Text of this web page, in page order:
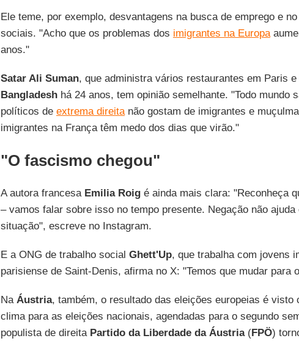
Ele teme, por exemplo, desvantagens na busca de emprego e
sociais. "Acho que os problemas dos imigrantes na Europa
anos."
Satar Ali Suman, que administra vários restaurantes em Paris e
Bangladesh há 24 anos, tem opinião semelhante. "Todo mundo
políticos de extrema direitanão gostam de imigrantes e
imigrantes na França têm medo dos dias que virão."
"O fascismo chegou"
A autora francesa Emilia Roigé ainda mais clara: "Reconheça
– vamos falar sobre isso no tempo presente. Negação não
situação", escreve no Instagram.
E a ONG de trabalho social Ghett'Up, que trabalha com jovens
parisiense de Saint-Denis, afirma no X: "Temos que mudar para
Na Áustria, também, o resultado das eleições europeias é visto
clima para as eleições nacionais, agendadas para o segundo
populista de direita Partido da Liberdade da Áustria (FPÖ)